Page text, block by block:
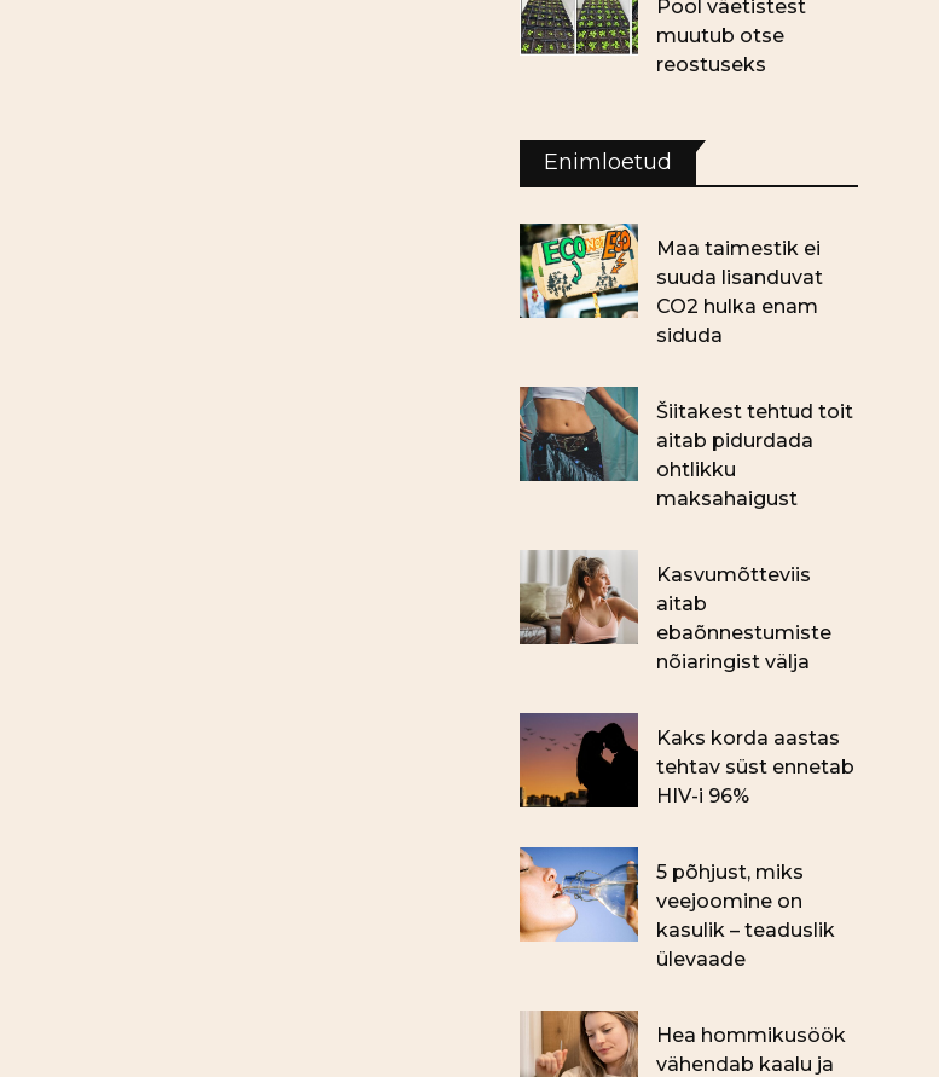
Pool väetistest
muutub otse
reostuseks
Enimloetud
Maa taimestik ei
suuda lisanduvat
CO2 hulka enam
siduda
Šiitakest tehtud toit
aitab pidurdada
ohtlikku
maksahaigust
Kasvumõtteviis
aitab
ebaõnnestumiste
nõiaringist välja
Kaks korda aastas
tehtav süst ennetab
HIV-i 96%
5 põhjust, miks
veejoomine on
kasulik – teaduslik
ülevaade
Hea hommikusöök
vähendab kaalu ja